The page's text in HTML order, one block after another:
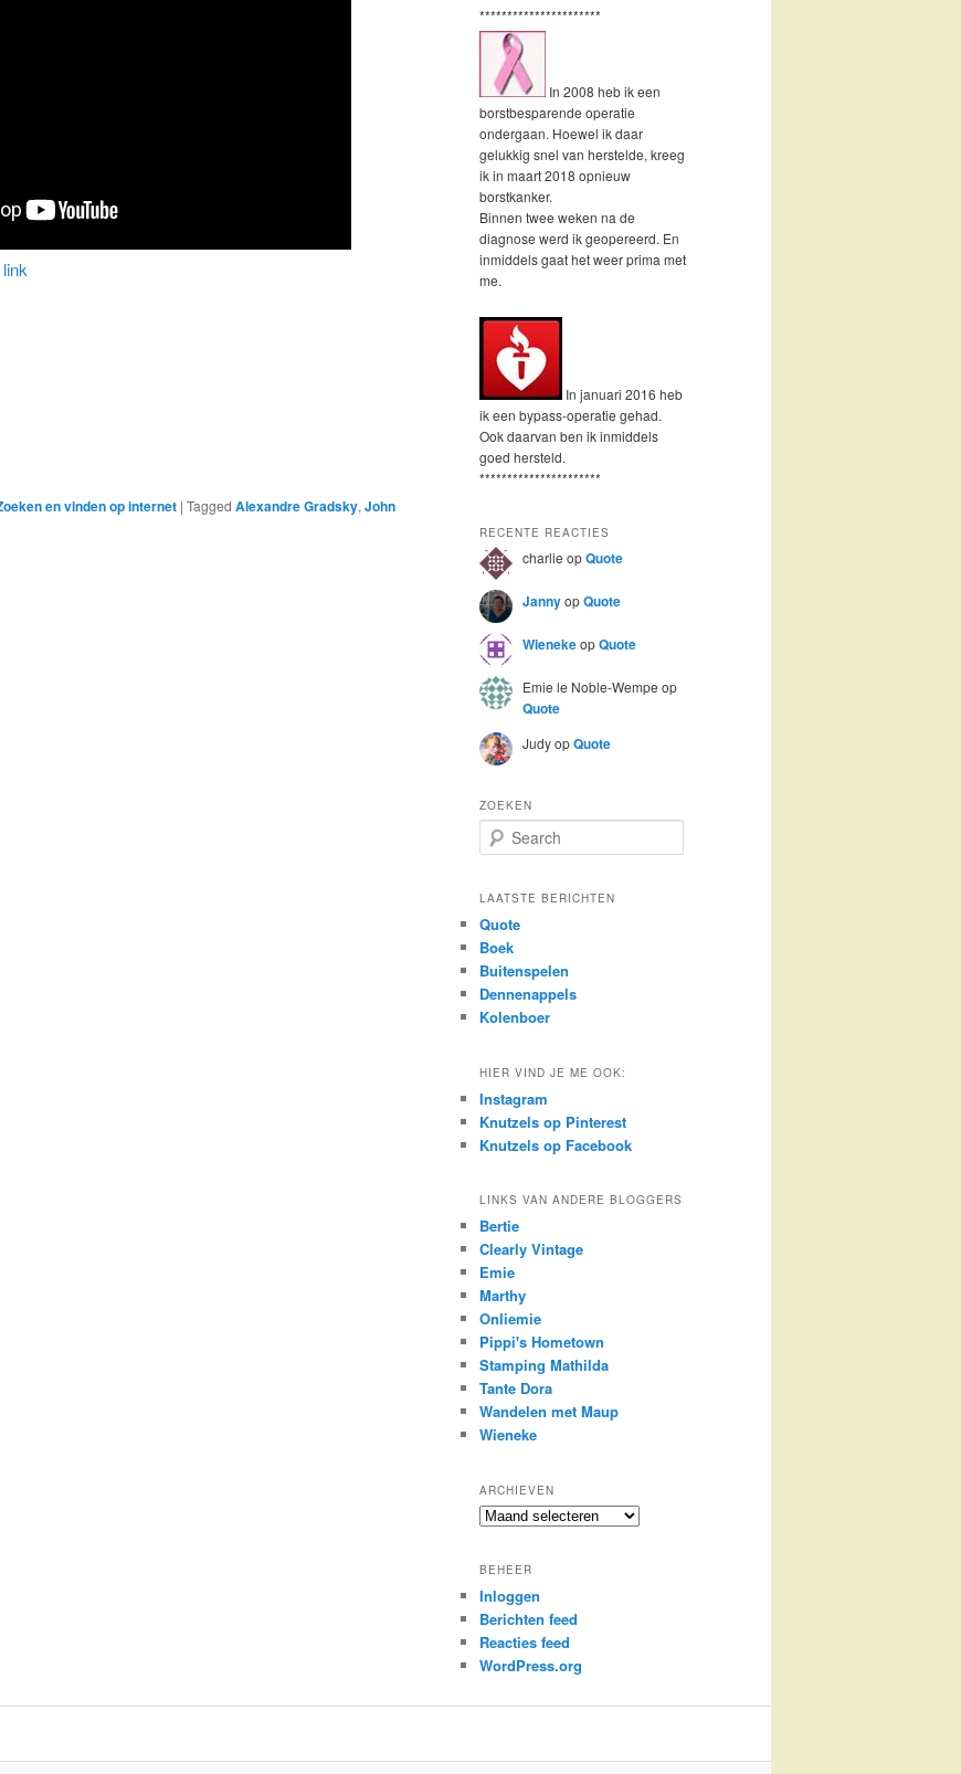
en vinden op internet | Tagged Alexandre Gradsky, John
**********************
In 2008 heb ik een
borstbesparende operatie
ondergaan. Hoewel ik daar
gelukkig snel van herstelde, kreeg
ik in maart 2018 opnieuw
borstkanker.
Binnen twee weken na de
diagnose werd ik geopereerd. En
inmiddels gaat het weer prima met
me.
In januari 2016 heb
ik een bypass-operatie gehad.
Ook daarvan ben ik inmiddels
goed hersteld.
**********************
RECENTE REACTIES
charlie opQuote
JannyopQuote
WienekeopQuote
Emie le Noble-Wempe op
Quote
JudyopQuote
ZOEKEN
e
r
h
LAATSTE BERICHTEN
Quote
Boek
Buitenspelen
Dennenappels
Kolenboer
HIER VIND JE ME OOK:
Instagram
Knutzels op Pinterest
Knutzels op Facebook
LINKS VAN ANDERE BLOGGERS
Bertie
Clearly Vintage
Emie
Marthy
Onliemie
Pippi's Hometown
Stamping Mathilda
Tante Dora
Wandelen met Maup
Wieneke
ARCHIEVEN
Archieven
BEHEER
Inloggen
Berichten feed
Reacties feed
WordPress.org